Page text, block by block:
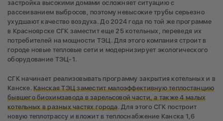
застройка высокими домами осложняет ситуацию с
рассеиванием выбросов, поэтому невысокие трубы серьезно
ухудшают качество воздуха. До 2024 года по той же программе
в Красноярске СГК заместит еще 25 котельных, переведя их
потребителей на мощности ТЭЦ. Для этого компания строит в
городе новые тепловые сети и модернизирует экологического
оборудование ТЭЦ-1.
СГК начинает реализовывать программу закрытия котельных и в
Канске.Канская ТЭЦ заместит малоэффективную теплостанцию
бывшего биохимзавода в зарельсовой части, а также 4 малых
котельных в разных частях города. Для этого СГК построит
новую теплотрассу и вложит в теплоснабжение Канска 1,6